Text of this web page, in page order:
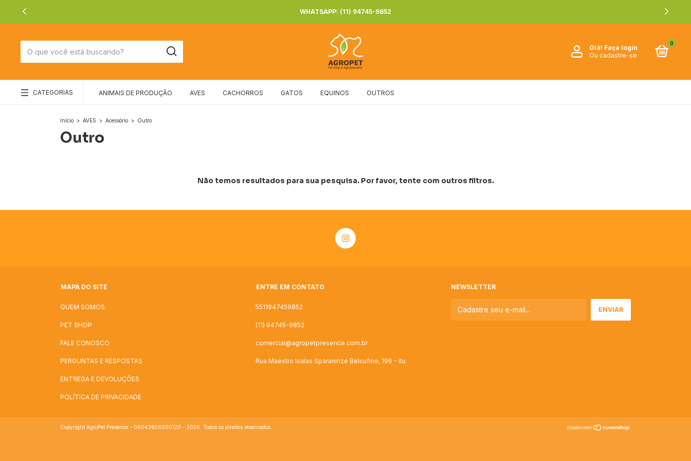
WHATSAPP: (11) 94745-9852
Olá! Faça login
Ou cadastre-se
0
CATEGORIAS ANIMAIS DE PRODUÇÃO AVES CACHORROS GATOS EQUINOS OUTROS
Início > AVES > Acessório > Outro
Outro
Não temos resultados para sua pesquisa. Por favor, tente com outros filtros.
MAPA DO SITE
QUEM SOMOS
PET SHOP
FALE CONOSCO
PERGUNTAS E RESPOSTAS
ENTREGA E DEVOLUÇÕES
POLÍTICA DE PRIVACIDADE
ENTRE EM CONTATO
5511947459852
(11) 94745-9852
comercial@agropetpresence.com.br
Rua Maestro Isaías Sparaninze Belcufine, 196 - Itu
NEWSLETTER
Copyright AgroPet Presence - 06043856000120 - 2026. Todos os direitos reservados.